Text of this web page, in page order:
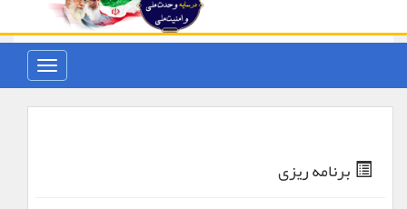
برنامه ریزی